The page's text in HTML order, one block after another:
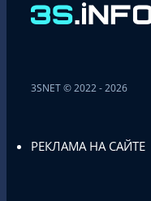
3SNET © 2022 - 2026
РЕКЛАМА НА САЙТЕ